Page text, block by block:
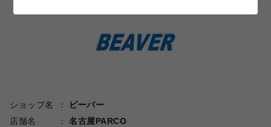
ショップ名
ビーバー
店舗名
名古屋PARCO